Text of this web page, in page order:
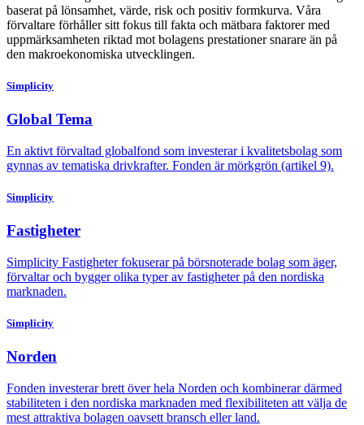
baserat på lönsamhet, värde, risk och positiv formkurva. Våra
förvaltare förhåller sitt fokus till fakta och mätbara faktorer med
uppmärksamheten riktad mot bolagens prestationer snarare än på
den makroekonomiska utvecklingen.
Simplicity
Global Tema
En aktivt förvaltad globalfond som investerar i kvalitetsbolag som
gynnas av tematiska drivkrafter. Fonden är mörkgrön (artikel 9).
Simplicity
Fastigheter
Simplicity Fastigheter fokuserar på börsnoterade bolag som äger,
förvaltar och bygger olika typer av fastigheter på den nordiska
marknaden.
Simplicity
Norden
Fonden investerar brett över hela Norden och kombinerar därmed
stabiliteten i den nordiska marknaden med flexibiliteten att välja de
mest attraktiva bolagen oavsett bransch eller land.